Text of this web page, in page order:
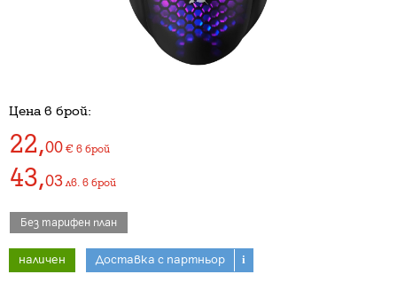
Цена в брой:
22,00 € в брой
43,03 лв. в брой
Без тарифен план
наличен Доставка с партньор i